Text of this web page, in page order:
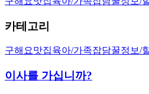
카테고리
구해요맛집육아/가족잡담꿀정보/
이사를 가십니까?